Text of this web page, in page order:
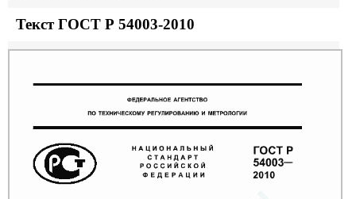
Текст ГОСТ Р 54003-2010